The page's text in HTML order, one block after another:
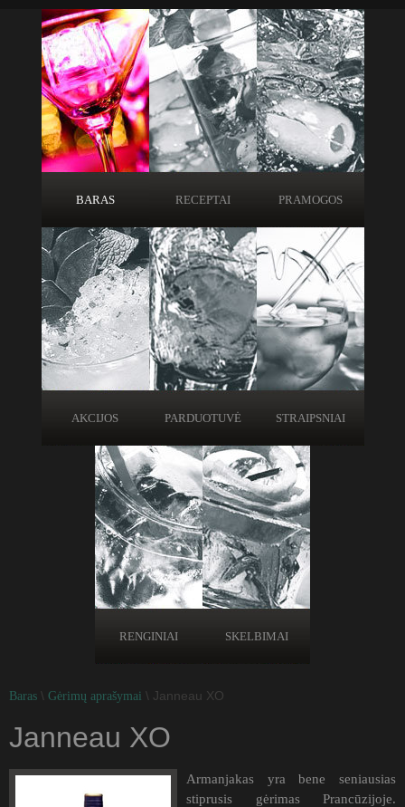
BARAS RECEPTAI PRAMOGOS
AKCIJOS PARDUOTUVĖ STRAIPSNIAI
RENGINIAI SKELBIMAI
Baras \ Gėrimų aprašymai \ Janneau XO
Janneau XO
Armanjakas yra bene seniausias
stiprusis gėrimas Prancūzijoje.